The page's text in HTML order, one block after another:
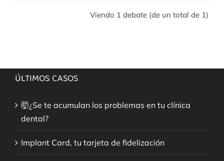
Viendo 1 debate (de un total de 1)
ÚLTIMOS CASOS
🤯¿Se te acumulan los problemas en tu clínica
dental?
Implant Card, tu tarjeta de fidelización